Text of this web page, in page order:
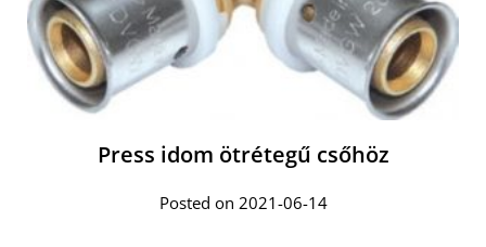
Press idom ötrétegű csőhöz
Posted on 2021-06-14